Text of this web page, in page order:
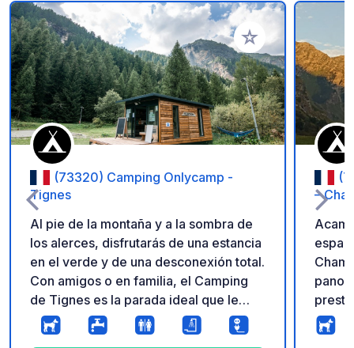
Añadir a tus
(73320) Camping Onlycamp -
Tignes
Al pie de la montaña y a la sombra de
los alerces, disfrutarás de una estancia
en el verde y de una desconexión total.
Con amigos o en familia, el Camping
de Tignes es la parada ideal que le
permitirá explorar las numerosas rutas
de senderismo y admirar los
–